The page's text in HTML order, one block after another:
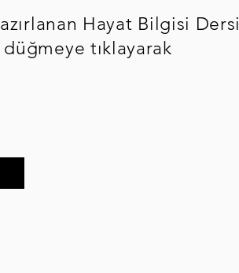
Hayat Bilgisi Dersi
tıklayarak